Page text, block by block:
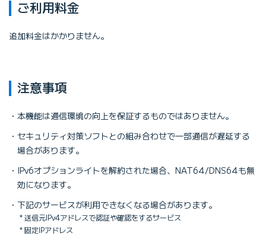
ご利用料金
追加料金はかかりません。
注意事項
本機能は通信環境の向上を保証するものではありません。
セキュリティ対策ソフトとの組み合わせで一部通信が遅延する
場合があります。
IPv6オプションライトを解約された場合、NAT64/DNS64も無
効になります。
下記のサービスが利用できなくなる場合があります。
送信元IPv4アドレスで認証や確認をするサービス
固定IPアドレス